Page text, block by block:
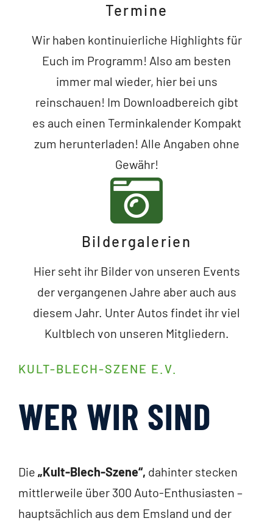
Termine
Wir haben kontinuierliche Highlights für
Euch im Programm! Also am besten
immer mal wieder, hier bei uns
reinschauen! Im Downloadbereich gibt
es auch einen Terminkalender Kompakt
zum herunterladen! Alle Angaben ohne
Gewähr!
Bildergalerien
Hier seht ihr Bilder von unseren Events
der vergangenen Jahre aber auch aus
diesem Jahr. Unter Autos findet ihr viel
Kultblech von unseren Mitgliedern.
KULT-BLECH-SZENE E.V.
WER WIR SIND
Die „Kult-Blech-Szene“, dahinter stecken
mittlerweile über 300 Auto-Enthusiasten –
hauptsächlich aus dem Emsland und der